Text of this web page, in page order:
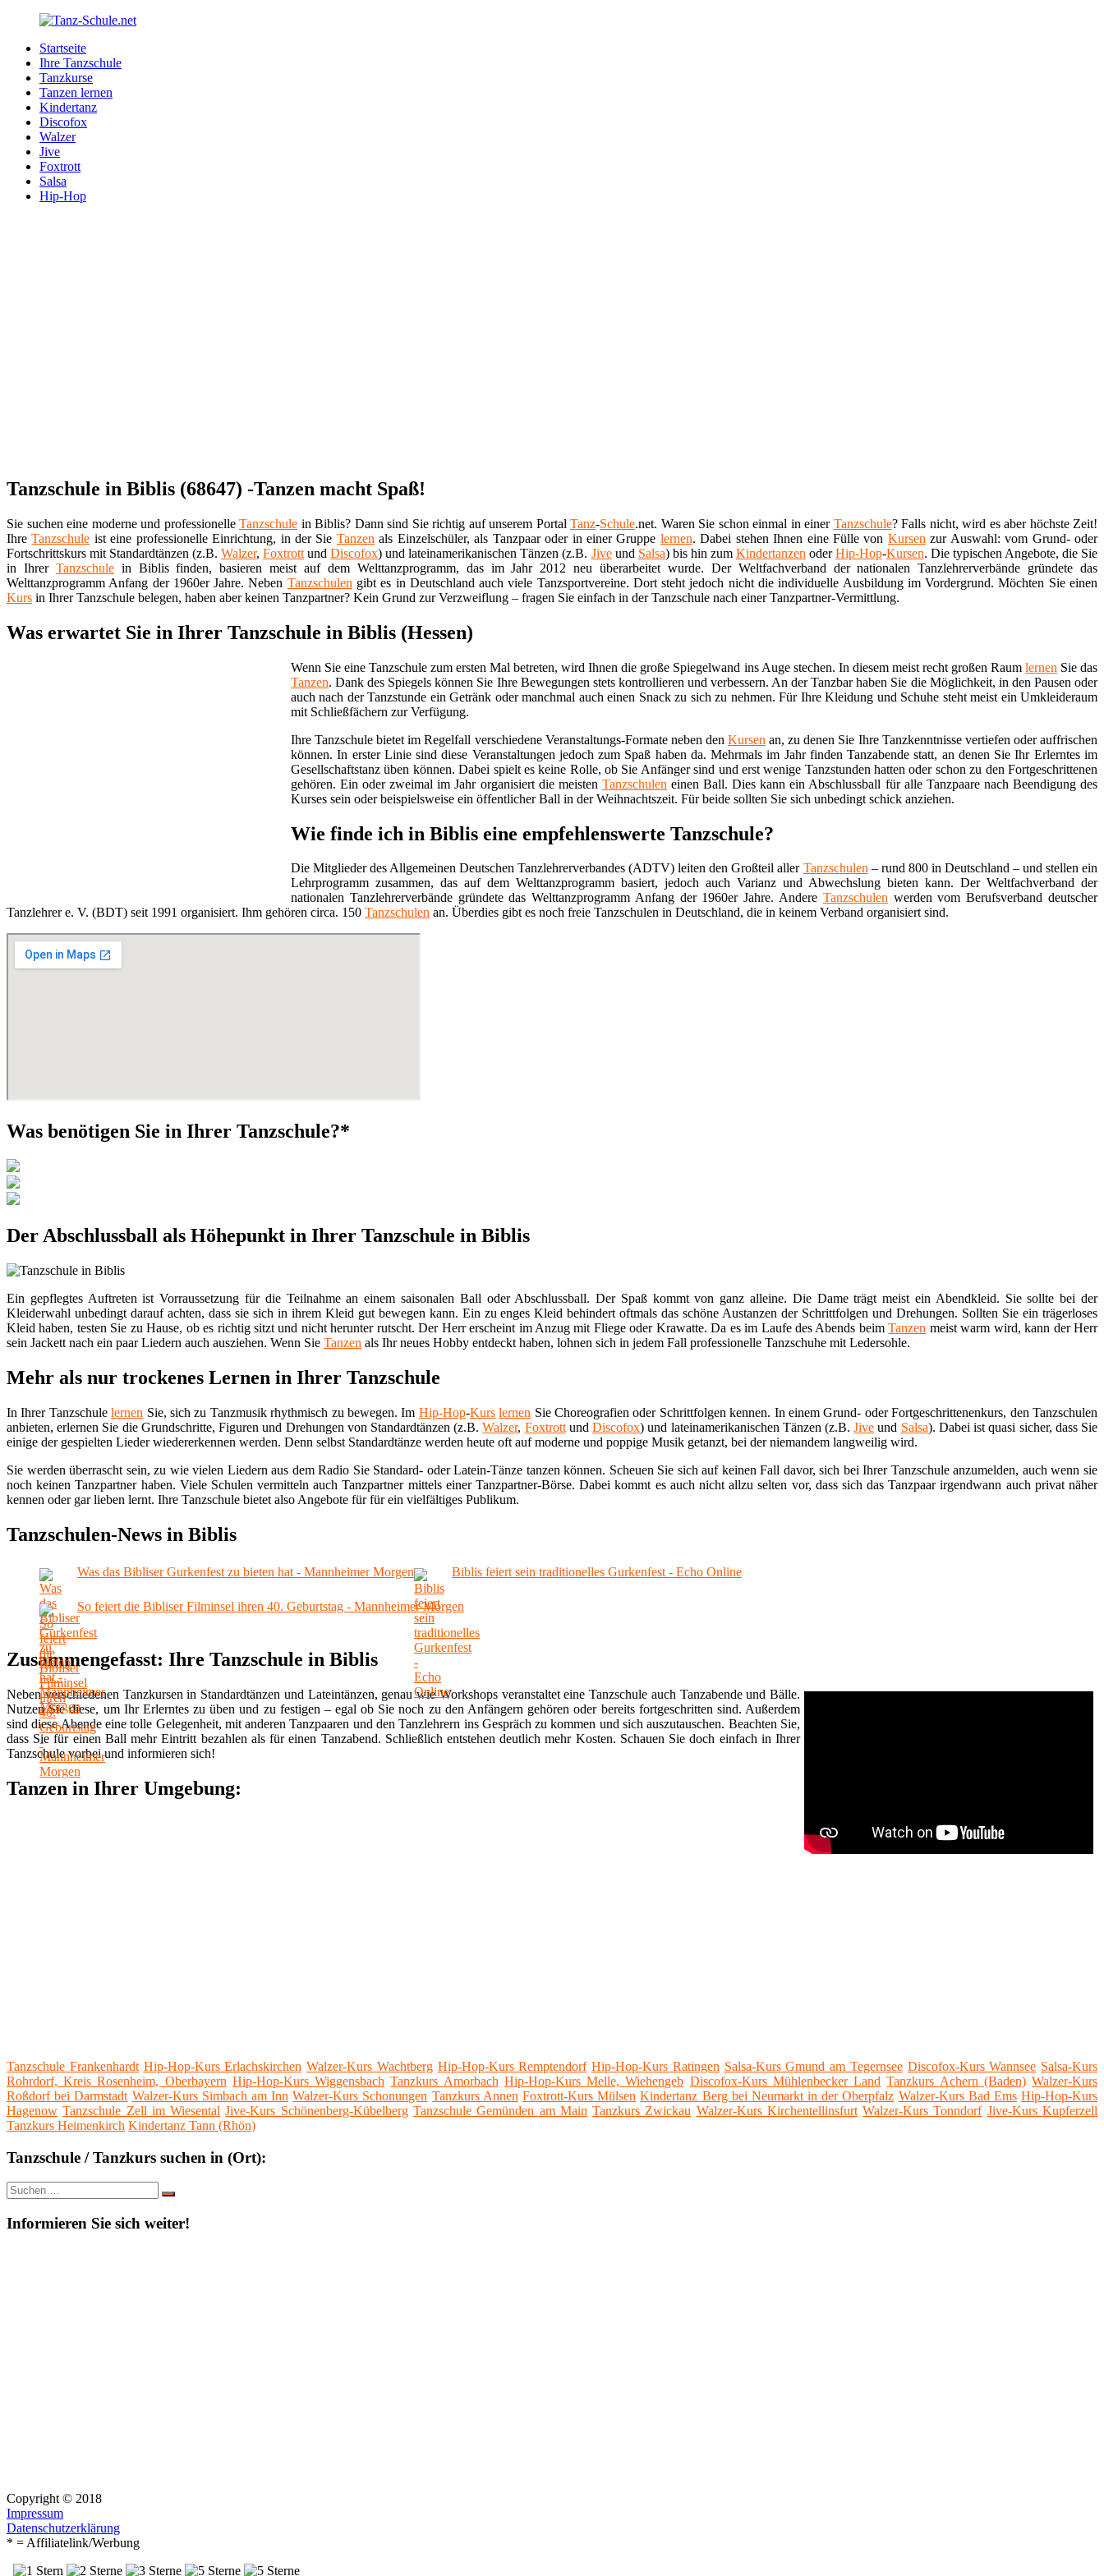
Zurück
Inhalt
Tanz-
Schule.net
Ihre
Tanzschule
Internet
Startseite
Ihre Tanzschule
Tanzkurse
Tanzen lernen
Kindertanz
Discofox
Walzer
Jive
Foxtrott
Salsa
Hip-Hop
Tanzschule in Biblis (68647) -Tanzen macht Spaß!
Sie suchen eine moderne und professionelle Tanzschule in Biblis? Dann sind Sie richtig auf unserem Portal Tanz-Schule.net. Waren Sie schon einmal in einer Tanzschule? Falls nicht, wird es aber höchste Zeit!
IhreTanzschule ist eine professionelle Einrichtung, in der Sie Tanzen als Einzelschüler, als Tanzpaar oder in einer Gruppe lernen. Dabei stehen Ihnen eine Fülle von Kursen zur Auswahl: vom Grund- oder
Fortschrittskurs mit Standardtänzen (z.B.Walzer,Foxtrott undDiscofox) und lateinamerikanischen Tänzen (z.B. Jiveund Salsa) bis hin zum Kindertanzen oderHip-Hop-Kursen. Die typischen Angebote, die Sie
in Ihrer Tanzschulein Biblis finden, basieren meist auf dem Welttanzprogramm, das im Jahr 2012 neu überarbeitet wurde. Der Weltfachverband der nationalen Tanzlehrerverbände gründete das
Welttanzprogramm Anfang der 1960er Jahre. Neben Tanzschulen gibt es in Deutschland auch viele Tanzsportvereine. Dort steht jedoch nicht die individuelle Ausbildung im Vordergrund. Möchten Sie einen
Kurs in Ihrer Tanzschule belegen, haben aber keinen Tanzpartner? Kein Grund zur Verzweiflung – fragen Sie einfach in der Tanzschule nach einer Tanzpartner-Vermittlung.
Was erwartet Sie in Ihrer Tanzschule in Biblis (Hessen)
Wenn Sie eine Tanzschule zum ersten Mal betreten, wird Ihnen die große Spiegelwand ins Auge stechen. In diesem meist recht großen Raum lernen Sie das
Tanzen. Dank des Spiegels können Sie Ihre Bewegungen stets kontrollieren und verbessern. An der Tanzbar haben Sie die Möglichkeit, in den Pausen oder
auch nach der Tanzstunde ein Getränk oder manchmal auch einen Snack zu sich zu nehmen. Für Ihre Kleidung und Schuhe steht meist ein Umkleideraum
mit Schließfächern zur Verfügung.
Ihre Tanzschule bietet im Regelfall verschiedene Veranstaltungs-Formate neben den Kursen an, zu denen Sie Ihre Tanzkenntnisse vertiefen oder auffrischen
können. In erster Linie sind diese Veranstaltungen jedoch zum Spaß haben da. Mehrmals im Jahr finden Tanzabende statt, an denen Sie Ihr Erlerntes im
Gesellschaftstanz üben können. Dabei spielt es keine Rolle, ob Sie Anfänger sind und erst wenige Tanzstunden hatten oder schon zu den Fortgeschrittenen
gehören. Ein oder zweimal im Jahr organisiert die meisten Tanzschulen einen Ball. Dies kann ein Abschlussball für alle Tanzpaare nach Beendigung des
Kurses sein oder beispielsweise ein öffentlicher Ball in der Weihnachtszeit. Für beide sollten Sie sich unbedingt schick anziehen.
Wie finde ich in Biblis eine empfehlenswerte Tanzschule?
Die Mitglieder des Allgemeinen Deutschen Tanzlehrerverbandes (ADTV) leiten den Großteil aller Tanzschulen– rund 800 in Deutschland – und stellen ein
Lehrprogramm zusammen, das auf dem Welttanzprogramm basiert, jedoch auch Varianz und Abwechslung bieten kann. Der Weltfachverband der
nationalen Tanzlehrerverbände gründete das Welttanzprogramm Anfang der 1960er Jahre. Andere Tanzschulenwerden vom Berufsverband deutscher
Tanzlehrer e. V. (BDT) seit 1991 organisiert. Ihm gehören circa. 150 Tanzschulen an. Überdies gibt es noch freie Tanzschulen in Deutschland, die in keinem Verband organisiert sind.
Was benötigen Sie in Ihrer Tanzschule?*
Der Abschlussball als Höhepunkt in Ihrer Tanzschule in Biblis
Ein gepflegtes Auftreten ist Vorraussetzung für die Teilnahme an einem saisonalen Ball oder Abschlussball. Der Spaß kommt von ganz alleine. Die Dame trägt meist ein Abendkleid. Sie sollte bei der
Kleiderwahl unbedingt darauf achten, dass sie sich in ihrem Kleid gut bewegen kann. Ein zu enges Kleid behindert oftmals das schöne Austanzen der Schrittfolgen und Drehungen. Sollten Sie ein trägerloses
Kleid haben, testen Sie zu Hause, ob es richtig sitzt und nicht herunter rutscht. Der Herr erscheint im Anzug mit Fliege oder Krawatte. Da es im Laufe des Abends beimTanzen meist warm wird, kann der Herr
sein Jackett nach ein paar Liedern auch ausziehen. Wenn Sie Tanzen als Ihr neues Hobby entdeckt haben, lohnen sich in jedem Fall professionelle Tanzschuhe mit Ledersohle.
Mehr als nur trockenes Lernen in Ihrer Tanzschule
In Ihrer Tanzschulelernen Sie, sich zu Tanzmusik rhythmisch zu bewegen. Im Hip-Hop-Kurs lernen Sie Choreografien oder Schrittfolgen kennen. In einem Grund- oder Fortgeschrittenenkurs, den Tanzschulen
anbieten, erlernen Sie die Grundschritte, Figuren und Drehungen von Standardtänzen (z.B.Walzer, FoxtrottundDiscofox) und lateinamerikanischen Tänzen (z.B.Jive und Salsa). Dabei ist quasi sicher, dass Sie
einige der gespielten Lieder wiedererkennen werden. Denn selbst Standardtänze werden heute oft auf moderne und poppige Musik getanzt, bei der niemandem langweilig wird.
Sie werden überrascht sein, zu wie vielen Liedern aus dem Radio Sie Standard- oder Latein-Tänze tanzen können. Scheuen Sie sich auf keinen Fall davor, sich bei Ihrer Tanzschule anzumelden, auch wenn sie
noch keinen Tanzpartner haben. Viele Schulen vermitteln auch Tanzpartner mittels einer Tanzpartner-Börse. Dabei kommt es auch nicht allzu selten vor, dass sich das Tanzpaar irgendwann auch privat näher
kennen oder gar lieben lernt. Ihre Tanzschule bietet also Angebote für für ein vielfältiges Publikum.
Tanzschulen-News in Biblis
Was das Bibliser Gurkenfest zu bieten hat - Mannheimer Morgen Biblis feiert sein traditionelles Gurkenfest - Echo Online
So feiert die Bibliser Filminsel ihren 40. Geburtstag - Mannheimer Morgen
Zusammengefasst: Ihre Tanzschule in Biblis
Neben verschiedenen Tanzkursen in Standardtänzen und Lateintänzen, genau wie Workshops veranstaltet eine Tanzschule auch Tanzabende und Bälle.
Nutzen Sie diese, um Ihr Erlerntes zu üben und zu festigen – egal ob Sie noch zu den Anfängern gehören oder bereits fortgeschritten sind. Außerdem
sind diese Abende eine tolle Gelegenheit, mit anderen Tanzpaaren und den Tanzlehrern ins Gespräch zu kommen und sich auszutauschen. Beachten Sie,
dass Sie für einen Ball mehr Eintritt bezahlen als für einen Tanzabend. Schließlich entstehen deutlich mehr Kosten. Schauen Sie doch einfach in Ihrer
Tanzschule vorbei und informieren sich!
Tanzen in Ihrer Umgebung:
Tanzschule Frankenhardt Hip-Hop-Kurs Erlachskirchen Walzer-Kurs Wachtberg Hip-Hop-Kurs Remptendorf Hip-Hop-Kurs Ratingen Salsa-Kurs Gmund am Tegernsee Discofox-Kurs Wannsee Salsa-Kurs
Rohrdorf, Kreis Rosenheim, Oberbayern Hip-Hop-Kurs Wiggensbach Tanzkurs Amorbach Hip-Hop-Kurs Melle, Wiehengeb Discofox-Kurs Mühlenbecker Land Tanzkurs Achern (Baden) Walzer-Kurs
Roßdorf bei Darmstadt Walzer-Kurs Simbach am Inn Walzer-Kurs Schonungen Tanzkurs Annen Foxtrott-Kurs Mülsen Kindertanz Berg bei Neumarkt in der Oberpfalz Walzer-Kurs Bad Ems Hip-Hop-Kurs
Hagenow Tanzschule Zell im Wiesental Jive-Kurs Schönenberg-Kübelberg Tanzschule Gemünden am Main Tanzkurs Zwickau Walzer-Kurs Kirchentellinsfurt Walzer-Kurs Tonndorf Jive-Kurs Kupferzell
Tanzkurs Heimenkirch Kindertanz Tann (Rhön)
Tanzschule / Tanzkurs suchen in (Ort):
Suche
nach:
Suchen
Informieren Sie sich weiter!
Copyright © 2018
Impressum
Datenschutzerklärung
* = Affiliatelink/Werbung